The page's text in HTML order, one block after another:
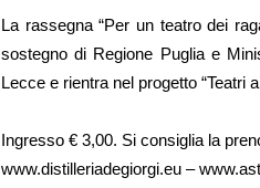
La rassegna “Per un teatro dei
sostegno di Regione Puglia e
Lecce e rientra nel progetto “Teatri a
Ingresso € 3,00. Si consiglia la
www.distilleriadegiorgi.eu –